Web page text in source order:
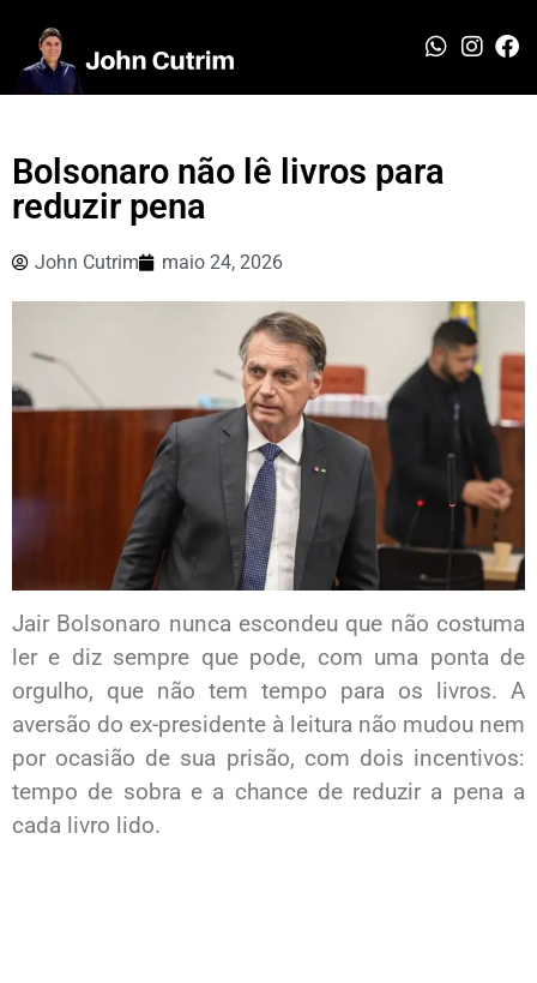
Bolsonaro não lê livros para
reduzir pena
John Cutrim maio 24, 2026
Jair Bolsonaro nunca escondeu que não costuma
ler e diz sempre que pode, com uma ponta de
orgulho, que não tem tempo para os livros. A
aversão do ex-presidente à leitura não mudou nem
por ocasião de sua prisão, com dois incentivos:
tempo de sobra e a chance de reduzir a pena a
cada livro lido.